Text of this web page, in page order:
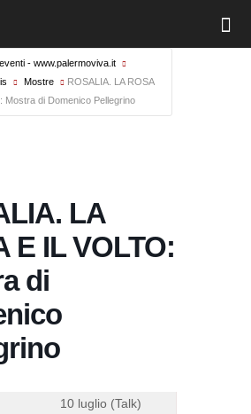
- www.palermoviva.it
Mostre
ROSALIA. LA ROSA
Mostra di Domenico Pellegrino
LA
E IL VOLTO:
di
10 luglio (Talk)